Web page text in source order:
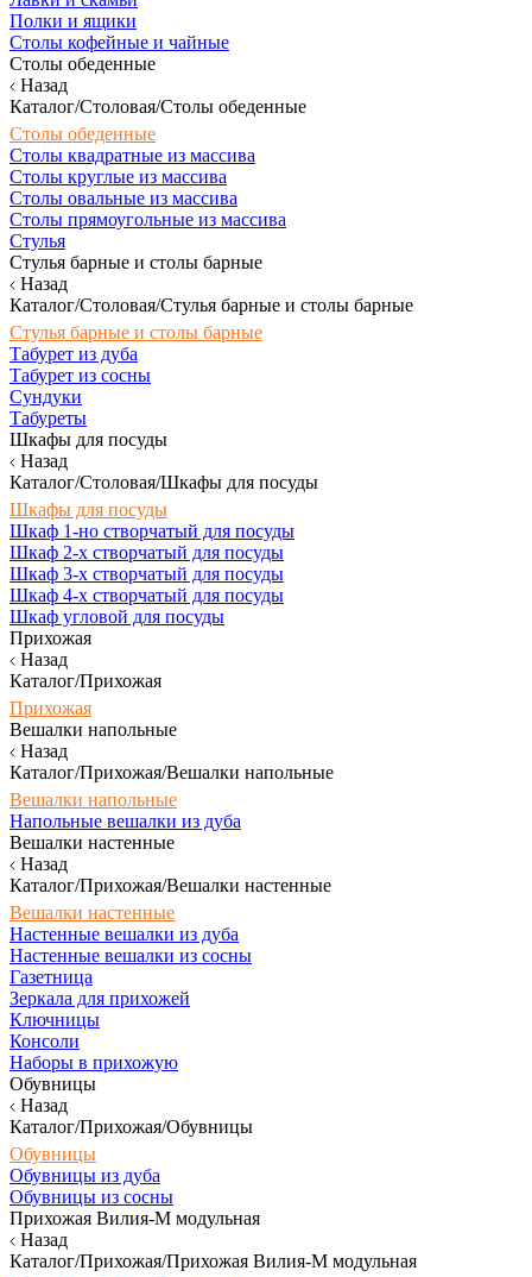
Полки и ящики
Столы кофейные и чайные
Столы обеденные
Назад
Каталог/Столовая/Столы обеденные
Столы обеденные
Столы квадратные из массива
Столы круглые из массива
Столы овальные из массива
Столы прямоугольные из массива
Стулья
Стулья барные и столы барные
Назад
Каталог/Столовая/Стулья барные и столы барные
Стулья барные и столы барные
Табурет из дуба
Табурет из сосны
Сундуки
Табуреты
Шкафы для посуды
Назад
Каталог/Столовая/Шкафы для посуды
Шкафы для посуды
Шкаф 1-но створчатый для посуды
Шкаф 2-х створчатый для посуды
Шкаф 3-х створчатый для посуды
Шкаф 4-х створчатый для посуды
Шкаф угловой для посуды
Прихожая
Назад
Каталог/Прихожая
Прихожая
Вешалки напольные
Назад
Каталог/Прихожая/Вешалки напольные
Вешалки напольные
Напольные вешалки из дуба
Вешалки настенные
Назад
Каталог/Прихожая/Вешалки настенные
Вешалки настенные
Настенные вешалки из дуба
Настенные вешалки из сосны
Газетница
Зеркала для прихожей
Ключницы
Консоли
Наборы в прихожую
Обувницы
Назад
Каталог/Прихожая/Обувницы
Обувницы
Обувницы из дуба
Обувницы из сосны
Прихожая Вилия-М модульная
Назад
Каталог/Прихожая/Прихожая Вилия-М модульная